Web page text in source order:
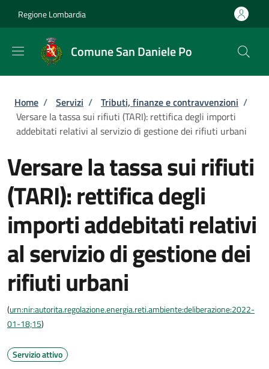
Regione Lombardia
Comune San Daniele Po
Briciole di pane
Home / Servizi / Tributi, finanze e contravvenzioni /
Versare la tassa sui rifiuti (TARI): rettifica degli importi
addebitati relativi al servizio di gestione dei rifiuti urbani
Versare la tassa sui rifiuti
(TARI): rettifica degli
importi addebitati relativi
al servizio di gestione dei
rifiuti urbani
(urn:nir:autorita.regolazione.energia.reti.ambiente:deliberazione:2022-
01-18;15)
Servizio attivo